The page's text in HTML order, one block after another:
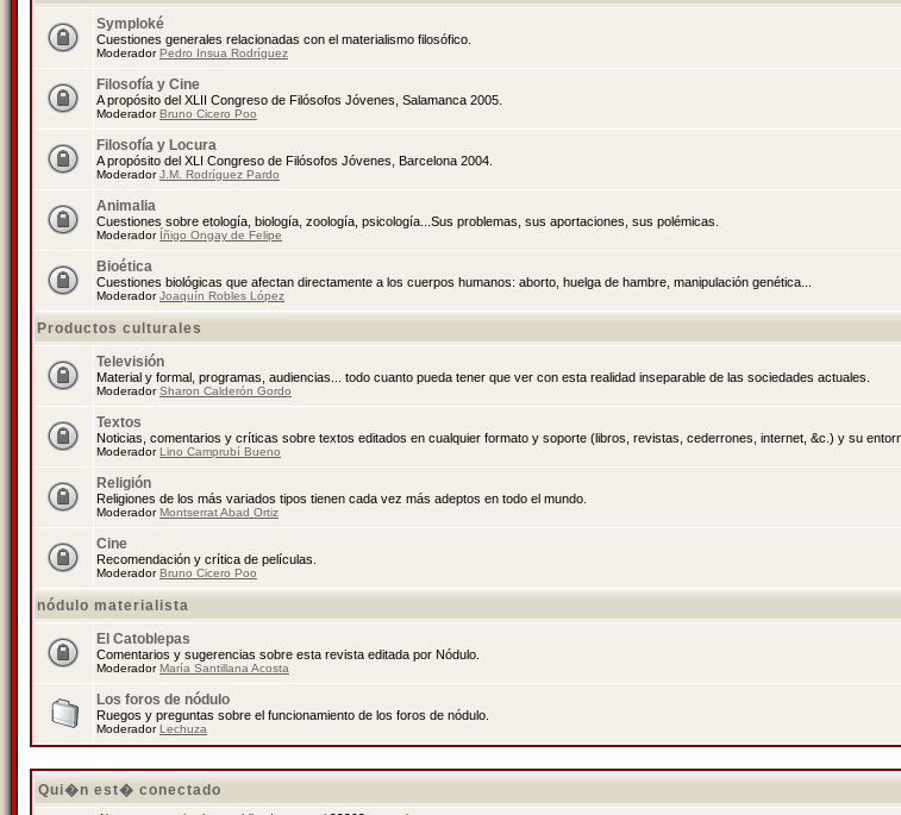
Symploké
Cuestiones generales relacionadas con el materialismo filosófico.
ModeradorPedro Insua Rodríguez
Filosofía y Cine
A propósito del XLII Congreso de Filósofos Jóvenes, Salamanca 2005.
ModeradorBruno Cicero Poo
Filosofía y Locura
A propósito del XLI Congreso de Filósofos Jóvenes, Barcelona 2004.
ModeradorJ.M. Rodríguez Pardo
Animalia
Cuestiones sobre etología, biología, zoología, psicología...Sus problemas, sus aportaciones, sus polémicas.
Moderador Íñigo Ongay de Felipe
Bioética
Cuestiones biológicas que afectan directamente a los cuerpos humanos: aborto, huelga de hambre, manipulación genética...
ModeradorJoaquín Robles López
Productos culturales
Televisión
Material y formal, programas, audiencias... todo cuanto pueda tener que ver con esta realidad inseparable de las sociedades actuales.
ModeradorSharon Calderón Gordo
Textos
Noticias, comentarios y críticas sobre textos editados en cualquier formato y soporte (libros, revistas, cederrones, internet, &c.) y su
ModeradorLino Camprubí Bueno
Religión
Religiones de los más variados tipos tienen cada vez más adeptos en todo el mundo.
ModeradorMontserrat Abad Ortiz
Cine
Recomendación y crítica de películas.
ModeradorBruno Cicero Poo
nódulo materialista
El Catoblepas
Comentarios y sugerencias sobre esta revista editada por Nódulo.
ModeradorMaría Santillana Acosta
Los foros de nódulo
Ruegos y preguntas sobre el funcionamiento de los foros de nódulo.
ModeradorLechuza
Qui�n est� conectado